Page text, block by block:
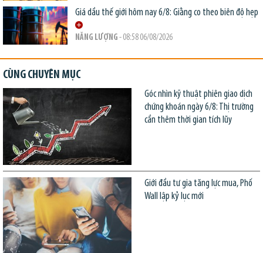
Giá dầu thế giới hôm nay 6/8: Giằng co theo biên độ hẹp
NĂNG LƯỢNG - 08:58 06/08/2026
CÙNG CHUYÊN MỤC
Góc nhìn kỹ thuật phiên giao dịch
chứng khoán ngày 6/8: Thị trường
cần thêm thời gian tích lũy
Giới đầu tư gia tăng lực mua, Phố
Wall lập kỷ lục mới